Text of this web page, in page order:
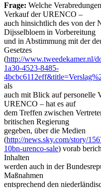
Frage: Welche
Verkauf der URENCO –
auch hinsichtlich des von der
Dijsselbloem in Vorbereitung
und in Abstimmung mit der
Gesetzes
(http://www.tweedekamer.nl/
1a30-4523-8485-
als
auch mit Blick auf personelle
URENCO – hat es auf
dem Treffen zwischen
britischen Regierung
gegeben, über die Medien
(http://news.sky.com/story/
10bn-urenco-sale) vorab
Inhalten
werden auch in der
Maßnahmen
entsprechend den